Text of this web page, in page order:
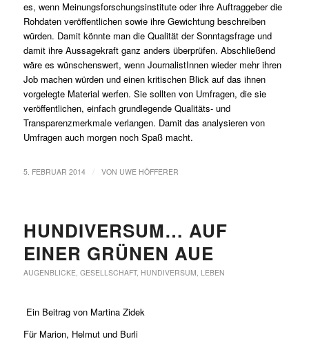
es, wenn Meinungsforschungsinstitute oder ihre Auftraggeber die
Rohdaten veröffentlichen sowie ihre Gewichtung beschreiben
würden. Damit könnte man die Qualität der Sonntagsfrage und
damit ihre Aussagekraft ganz anders überprüfen. Abschließend
wäre es wünschenswert, wenn JournalistInnen wieder mehr ihren
Job machen würden und einen kritischen Blick auf das ihnen
vorgelegte Material werfen. Sie sollten von Umfragen, die sie
veröffentlichen, einfach grundlegende Qualitäts- und
Transparenzmerkmale verlangen. Damit das analysieren von
Umfragen auch morgen noch Spaß macht.
5. FEBRUAR 2014 VON UWE HÖFFERER
HUNDIVERSUM… AUF
EINER GRÜNEN AUE
AUGENBLICKE GESELLSCHAFT, HUNDIVERSUM LEBEN
Ein Beitrag von Martina Zidek
Für Marion, Helmut und Burli